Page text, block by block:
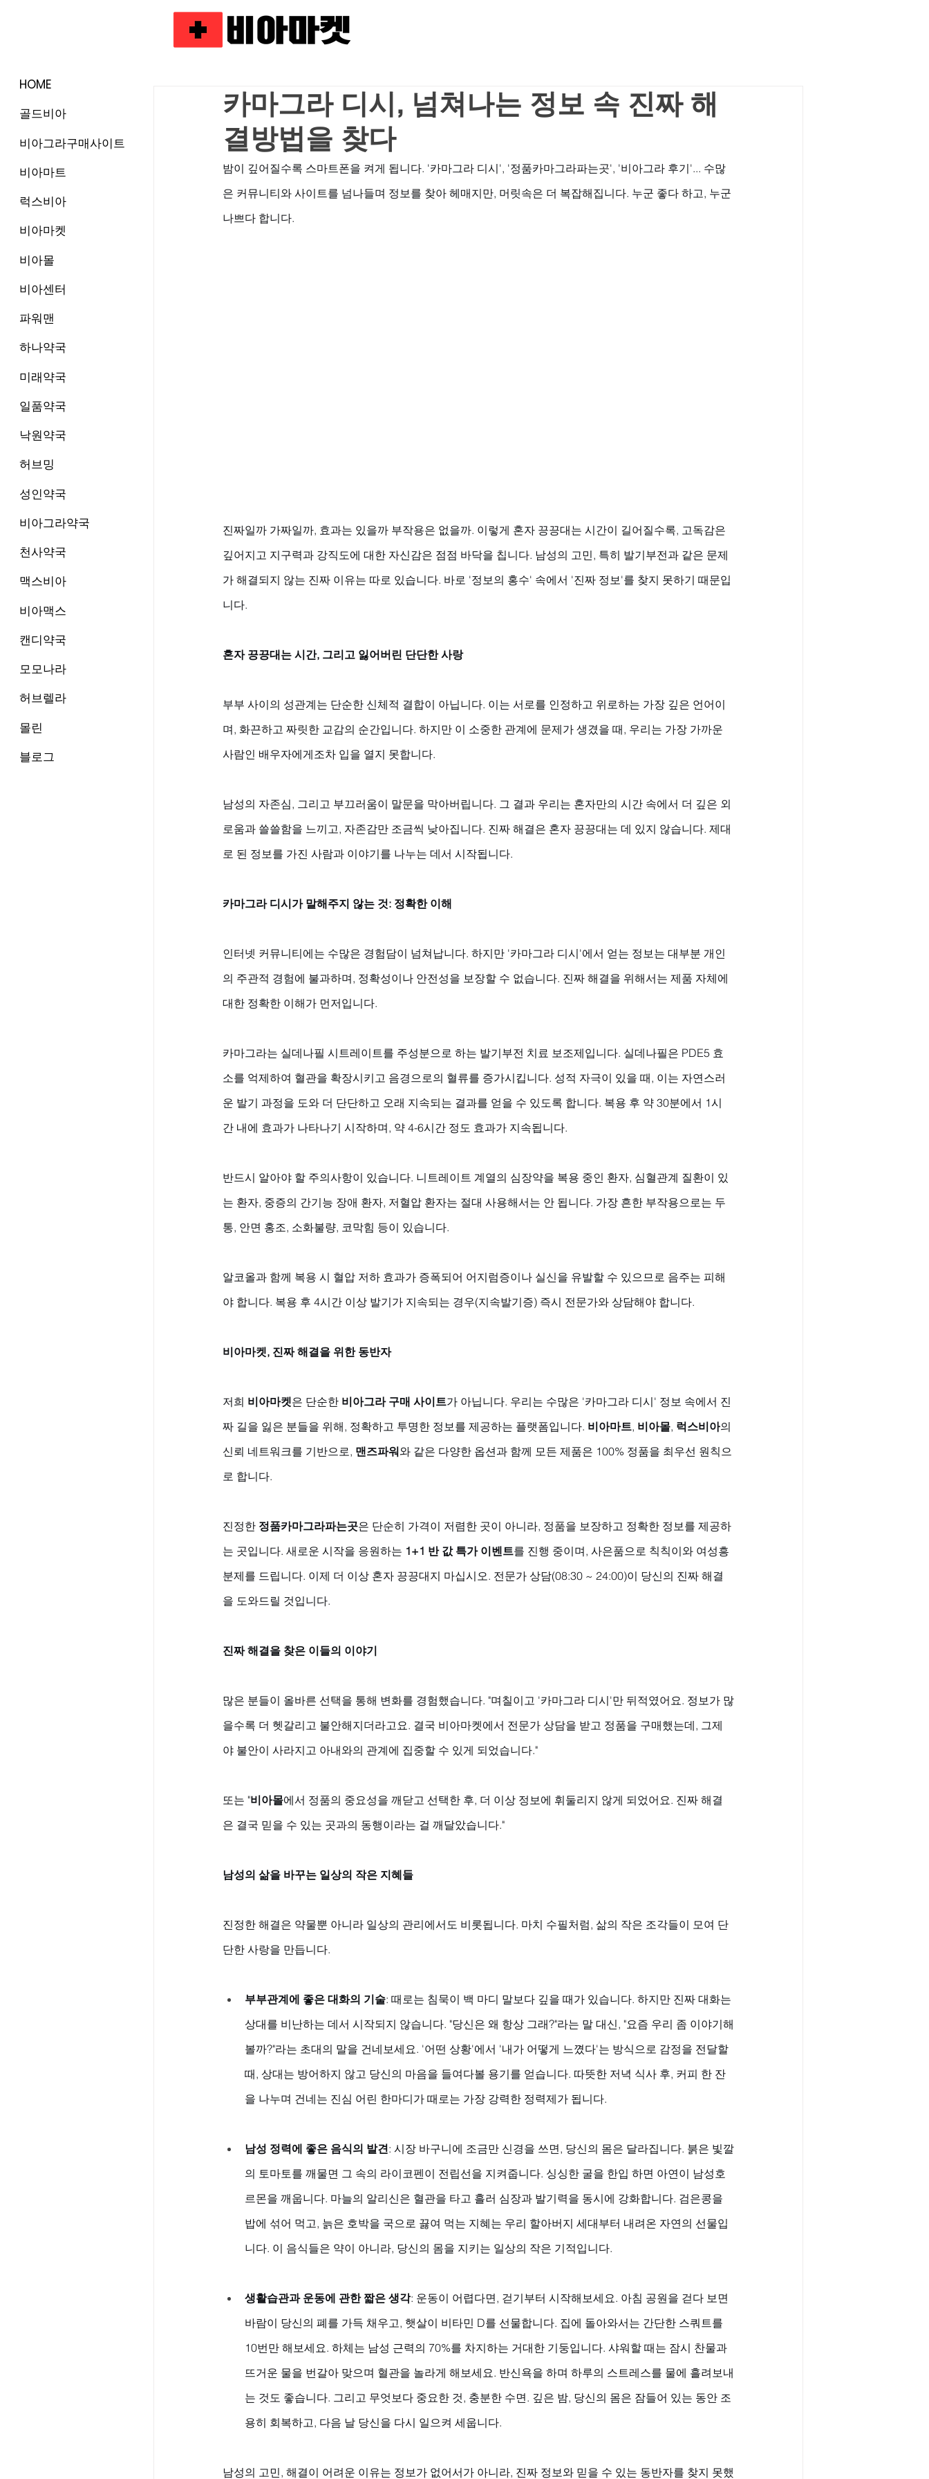
카마그라 디시, 넘쳐나는 정보 속 진짜 해
결방법을 찾다
밤이 깊어질수록 스마트폰을 켜게 됩니다. '카마그라 디시', '정품카마그라파는곳', '비아그라 후기'... 수많
은 커뮤니티와 사이트를 넘나들며 정보를 찾아 헤매지만, 머릿속은 더 복잡해집니다. 누군 좋다 하고, 누군
나쁘다 합니다.
진짜일까 가짜일까, 효과는 있을까 부작용은 없을까. 이렇게 혼자 끙끙대는 시간이 길어질수록, 고독감은
깊어지고 지구력과 강직도에 대한 자신감은 점점 바닥을 칩니다. 남성의 고민, 특히 발기부전과 같은 문제
가 해결되지 않는 진짜 이유는 따로 있습니다. 바로 '정보의 홍수' 속에서 '진짜 정보'를 찾지 못하기 때문입
니다.
혼자 끙끙대는 시간, 그리고 잃어버린 단단한 사랑
부부 사이의 성관계는 단순한 신체적 결합이 아닙니다. 이는 서로를 인정하고 위로하는 가장 깊은 언어이
며, 화끈하고 짜릿한 교감의 순간입니다. 하지만 이 소중한 관계에 문제가 생겼을 때, 우리는 가장 가까운
사람인 배우자에게조차 입을 열지 못합니다.
남성의 자존심, 그리고 부끄러움이 말문을 막아버립니다. 그 결과 우리는 혼자만의 시간 속에서 더 깊은 외
로움과 쓸쓸함을 느끼고, 자존감만 조금씩 낮아집니다. 진짜 해결은 혼자 끙끙대는 데 있지 않습니다. 제대
로 된 정보를 가진 사람과 이야기를 나누는 데서 시작됩니다.
카마그라 디시가 말해주지 않는 것: 정확한 이해
인터넷 커뮤니티에는 수많은 경험담이 넘쳐납니다. 하지만 '카마그라 디시'에서 얻는 정보는 대부분 개인
의 주관적 경험에 불과하며, 정확성이나 안전성을 보장할 수 없습니다. 진짜 해결을 위해서는 제품 자체에
대한 정확한 이해가 먼저입니다.
카마그라는 실데나필 시트레이트를 주성분으로 하는 발기부전 치료 보조제입니다. 실데나필은 PDE5 효
소를 억제하여 혈관을 확장시키고 음경으로의 혈류를 증가시킵니다. 성적 자극이 있을 때, 이는 자연스러
운 발기 과정을 도와 더 단단하고 오래 지속되는 결과를 얻을 수 있도록 합니다. 복용 후 약 30분에서 1시
간 내에 효과가 나타나기 시작하며, 약 4-6시간 정도 효과가 지속됩니다.
반드시 알아야 할 주의사항이 있습니다. 니트레이트 계열의 심장약을 복용 중인 환자, 심혈관계 질환이 있
는 환자, 중증의 간기능 장애 환자, 저혈압 환자는 절대 사용해서는 안 됩니다. 가장 흔한 부작용으로는 두
통, 안면 홍조, 소화불량, 코막힘 등이 있습니다.
알코올과 함께 복용 시 혈압 저하 효과가 증폭되어 어지럼증이나 실신을 유발할 수 있으므로 음주는 피해
야 합니다. 복용 후 4시간 이상 발기가 지속되는 경우(지속발기증) 즉시 전문가와 상담해야 합니다.
비아마켓, 진짜 해결을 위한 동반자
저희 비아마켓은 단순한 비아그라 구매 사이트가 아닙니다. 우리는 수많은 '카마그라 디시' 정보 속에서 진
짜 길을 잃은 분들을 위해, 정확하고 투명한 정보를 제공하는 플랫폼입니다. 비아마트, 비아몰, 럭스비아의
신뢰 네트워크를 기반으로, 맨즈파워와 같은 다양한 옵션과 함께 모든 제품은 100% 정품을 최우선 원칙으
로 합니다.
진정한 정품카마그라파는곳은 단순히 가격이 저렴한 곳이 아니라, 정품을 보장하고 정확한 정보를 제공하
는 곳입니다. 새로운 시작을 응원하는 1+1 반 값 특가 이벤트를 진행 중이며, 사은품으로 칙칙이와 여성흥
분제를 드립니다. 이제 더 이상 혼자 끙끙대지 마십시오. 전문가 상담(08:30 ~ 24:00)이 당신의 진짜 해결
을 도와드릴 것입니다.
진짜 해결을 찾은 이들의 이야기
많은 분들이 올바른 선택을 통해 변화를 경험했습니다. "며칠이고 '카마그라 디시'만 뒤적였어요. 정보가 많
을수록 더 헷갈리고 불안해지더라고요. 결국 비아마켓에서 전문가 상담을 받고 정품을 구매했는데, 그제
야 불안이 사라지고 아내와의 관계에 집중할 수 있게 되었습니다."
또는 "비아몰에서 정품의 중요성을 깨닫고 선택한 후, 더 이상 정보에 휘둘리지 않게 되었어요. 진짜 해결
은 결국 믿을 수 있는 곳과의 동행이라는 걸 깨달았습니다."
남성의 삶을 바꾸는 일상의 작은 지혜들
진정한 해결은 약물뿐 아니라 일상의 관리에서도 비롯됩니다. 마치 수필처럼, 삶의 작은 조각들이 모여 단
단한 사랑을 만듭니다.
부부관계에 좋은 대화의 기술: 때로는 침묵이 백 마디 말보다 깊을 때가 있습니다. 하지만 진짜 대화는
상대를 비난하는 데서 시작되지 않습니다. "당신은 왜 항상 그래?"라는 말 대신, "요즘 우리 좀 이야기해
볼까?"라는 초대의 말을 건네보세요. '어떤 상황'에서 '내가 어떻게 느꼈다'는 방식으로 감정을 전달할
때, 상대는 방어하지 않고 당신의 마음을 들여다볼 용기를 얻습니다. 따뜻한 저녁 식사 후, 커피 한 잔
을 나누며 건네는 진심 어린 한마디가 때로는 가장 강력한 정력제가 됩니다.
남성 정력에 좋은 음식의 발견: 시장 바구니에 조금만 신경을 쓰면, 당신의 몸은 달라집니다. 붉은 빛깔
의 토마토를 깨물면 그 속의 라이코펜이 전립선을 지켜줍니다. 싱싱한 굴을 한입 하면 아연이 남성호
르몬을 깨웁니다. 마늘의 알리신은 혈관을 타고 흘러 심장과 발기력을 동시에 강화합니다. 검은콩을
밥에 섞어 먹고, 늙은 호박을 국으로 끓여 먹는 지혜는 우리 할아버지 세대부터 내려온 자연의 선물입
니다. 이 음식들은 약이 아니라, 당신의 몸을 지키는 일상의 작은 기적입니다.
생활습관과 운동에 관한 짧은 생각: 운동이 어렵다면, 걷기부터 시작해보세요. 아침 공원을 걷다 보면
바람이 당신의 폐를 가득 채우고, 햇살이 비타민 D를 선물합니다. 집에 돌아와서는 간단한 스쿼트를
10번만 해보세요. 하체는 남성 근력의 70%를 차지하는 거대한 기둥입니다. 샤워할 때는 잠시 찬물과
뜨거운 물을 번갈아 맞으며 혈관을 놀라게 해보세요. 반신욕을 하며 하루의 스트레스를 물에 흘려보내
는 것도 좋습니다. 그리고 무엇보다 중요한 것, 충분한 수면. 깊은 밤, 당신의 몸은 잠들어 있는 동안 조
용히 회복하고, 다음 날 당신을 다시 일으켜 세웁니다.
남성의 고민, 해결이 어려운 이유는 정보가 없어서가 아니라, 진짜 정보와 믿을 수 있는 동반자를 찾지 못했
HOME
골드비아
비아그라구매사이트
비아마트
럭스비아
비아마켓
비아몰
비아센터
파워맨
하나약국
미래약국
일품약국
낙원약국
허브밍
성인약국
비아그라약국
천사약국
맥스비아
비아맥스
캔디약국
모모나라
허브렐라
몰린
블로그